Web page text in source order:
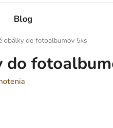
Blog
obálky do fotoalbumov 5ks
do